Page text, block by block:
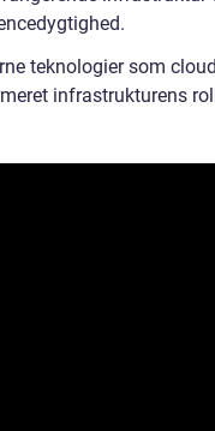
teknologier som
infrastrukturens